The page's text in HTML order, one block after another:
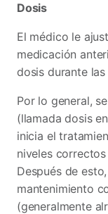
Dosis
El médico le
medicación
dosis durante
Por lo general,
(llamada dosis
inicia el
niveles
Después de
mantenimiento
(generalmente